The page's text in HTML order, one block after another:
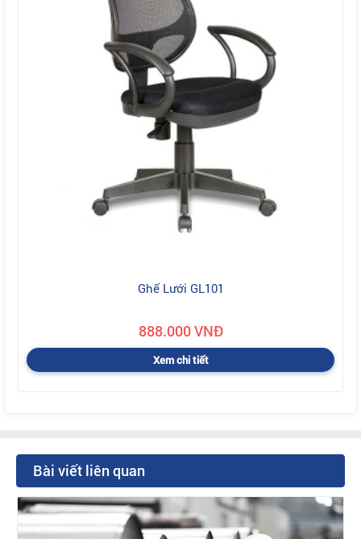
Ghế Lưới GL101
888.000 VNĐ
Xem chi tiết
Bài viết liên quan